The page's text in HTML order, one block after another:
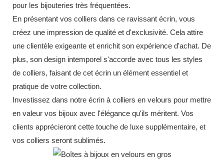
pour les bijouteries très fréquentées.
En présentant vos colliers dans ce ravissant écrin, vous
créez une impression de qualité et d'exclusivité. Cela attire
une clientèle exigeante et enrichit son expérience d'achat. De
plus, son design intemporel s'accorde avec tous les styles
de colliers, faisant de cet écrin un élément essentiel et
pratique de votre collection.
Investissez dans notre écrin à colliers en velours pour mettre
en valeur vos bijoux avec l'élégance qu'ils méritent. Vos
clients apprécieront cette touche de luxe supplémentaire, et
vos colliers seront sublimés.